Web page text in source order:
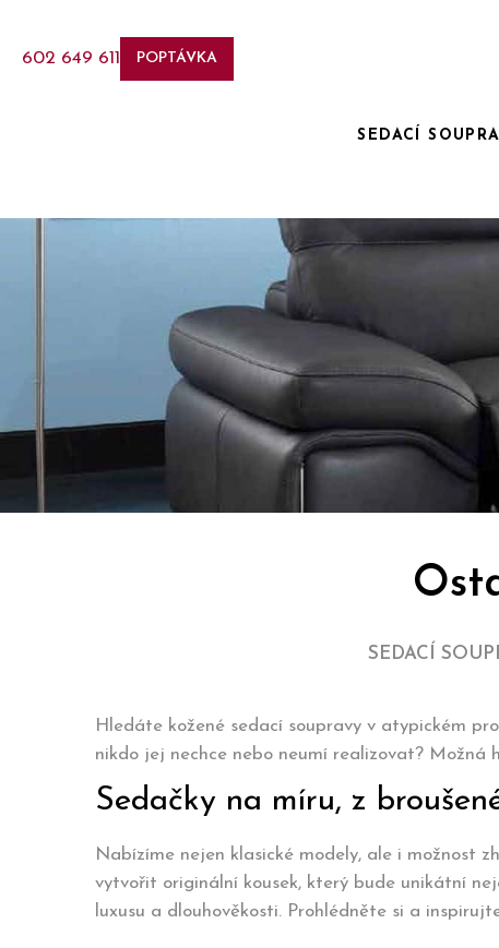
602 649 611 POPTÁVKA
SEDACÍ
SEDACÍ
Hledáte kožené sedací soupravy v atypickém
nikdo jej nechce nebo neumí realizovat? Možná
Sedačky na míru, z
Nabízíme nejen klasické modely, ale i možnost
vytvořit originální kousek, který bude unikátní
luxusu a dlouhověkosti. Prohlédněte si a